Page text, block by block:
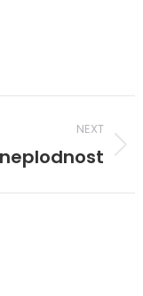
NEXT